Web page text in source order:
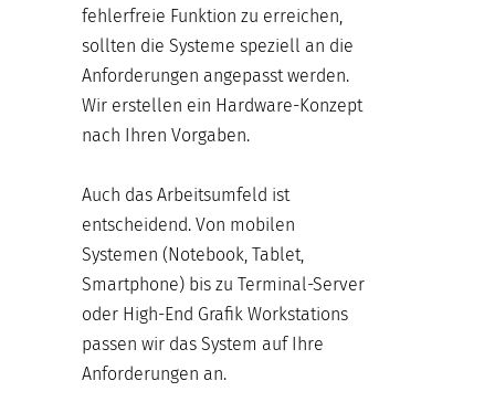
fehlerfreie Funktion zu erreichen,
sollten die Systeme speziell an die
Anforderungen angepasst werden.
Wir erstellen ein Hardware-Konzept
nach Ihren Vorgaben.
Auch das Arbeitsumfeld ist
entscheidend. Von mobilen
Systemen (Notebook, Tablet,
Smartphone) bis zu Terminal-Server
oder High-End Grafik Workstations
passen wir das System auf Ihre
Anforderungen an.